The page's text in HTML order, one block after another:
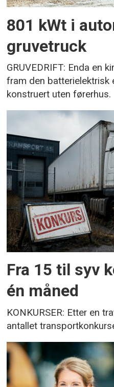
801 kWt i
gruvetruck
GRUVEDRIFT: Enda en
fram den batterielektrisk
konstruert uten førerhus.
Fra 15 til syv
én måned
KONKURSER: Etter en
antallet